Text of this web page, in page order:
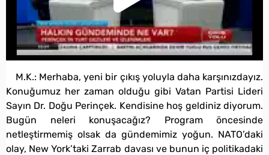
M.K.: Merhaba, yeni bir çıkış yoluyla daha karşınızdayız.
Konuğumuz her zaman olduğu gibi Vatan Partisi Lideri
Sayın Dr. Doğu Perinçek. Kendisine hoş geldiniz diyorum.
Bugün neleri konuşacağız? Program öncesinde
netleştirmemiş olsak da gündemimiz yoğun. NATO’daki
olay, New York’taki Zarrab davası ve bunun iç politikadaki